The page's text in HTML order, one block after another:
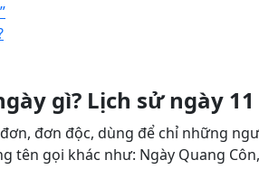
gì? Lịch sử ngày
đơn độc, dùng để chỉ những
tên gọi khác như: Ngày Quang